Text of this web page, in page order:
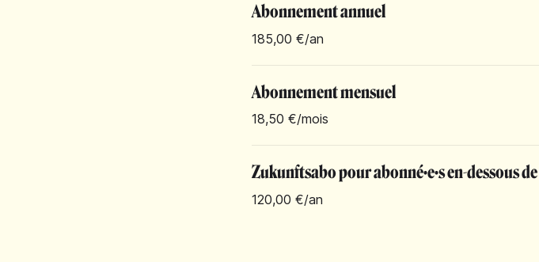
Abonnement annuel
185,00 €/an
Abonnement mensuel
18,50 €/mois
Zukunftsabo pour abonné·e·s en-dessous
120,00 €/an